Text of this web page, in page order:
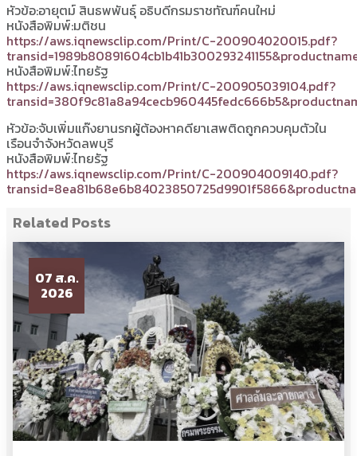
หัวข้อ:อายุตม์ สินธพพันธุ์ อธิบดีกรมราชทัณฑ์คนใหม่
หนังสือพิมพ์:มติชน
https://aws.iqnewsclip.com/Print/C-200904020015.pdf?
หนังสือพิมพ์:ไทยรัฐ
https://aws.iqnewsclip.com/Print/C-200905039104.pdf?
หัวข้อ:จับเพิ่มแก๊งยานรกผู้ต้องหาคดียาเสพติดถูกควบคุมตัวใน
เรือนจำจังหวัดลพบุรี
หนังสือพิมพ์:ไทยรัฐ
https://aws.iqnewsclip.com/Print/C-200904009140.pdf?
Related Posts
07 ส.ค.
2026